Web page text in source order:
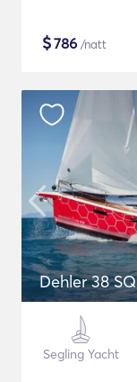
$786 /natt
Dehler 38 SQ
Segling Yacht